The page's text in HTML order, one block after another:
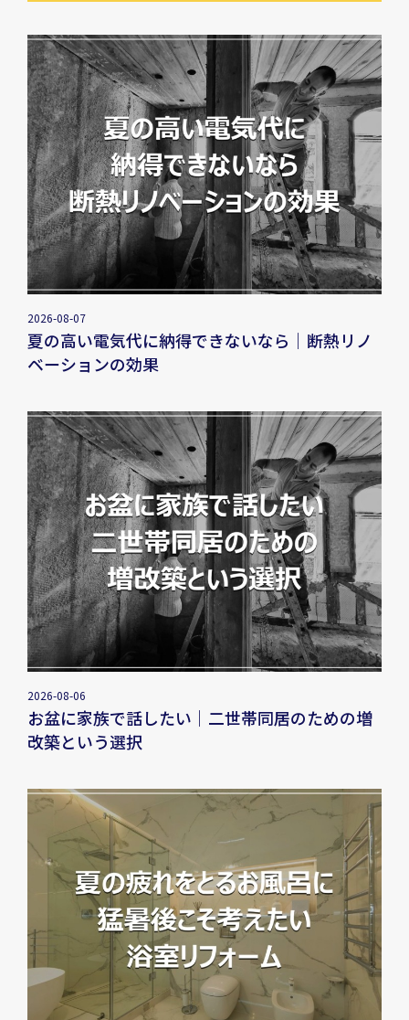
2026-08-07
夏の高い電気代に納得できないなら｜断熱リノ
ベーションの効果
2026-08-06
お盆に家族で話したい｜二世帯同居のための増
改築という選択